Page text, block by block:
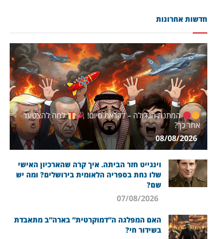
חדשות אחרונות
המתנה הגדולה – לקראת סיום!
למה להצטער
אחר כך?
08/08/2026
וינגייט חזר הביתה. איך קרה שהארכיון האישי
שלו נחת בספריה הלאומית בירושלים? ומה יש
שם?
האם המפלגה ה”דמוקרטית” בארה”ב מתאבדת
בשידור חי?